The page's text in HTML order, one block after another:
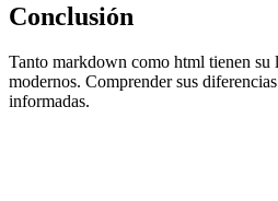
Conclusión
Tanto markdown como html tienen su
modernos. Comprender sus
informadas.